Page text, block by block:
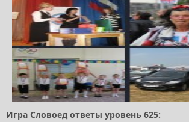
Игра Словоед ответы уровень 625: